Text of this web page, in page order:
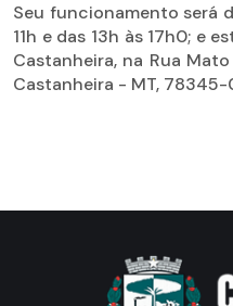
Seu funcionamento será
11h e das 13h às 17h0; e
Castanheira, na Rua
Castanheira - MT,